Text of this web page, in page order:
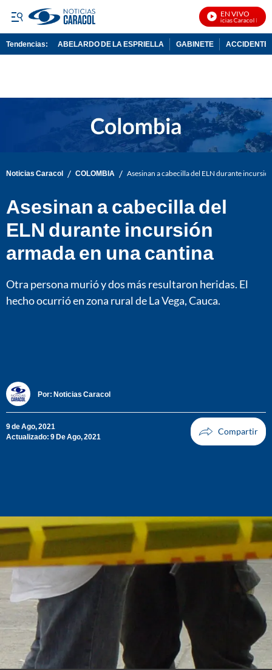
EN VIVO
Noticias Caracol En
Tendencias: ABELARDO DE LA ESPRIELLA GABINETE ACCIDENTE
Noticias Caracol / COLOMBIA / Asesinan a cabecilla del ELN durante
Asesinan a cabecilla del
ELN durante incursión
armada en una cantina
Otra persona murió y dos más resultaron heridas. El
hecho ocurrió en zona rural de La Vega, Cauca.
Por: Noticias Caracol
9 de Ago, 2021
Actualizado: 9 De Ago, 2021